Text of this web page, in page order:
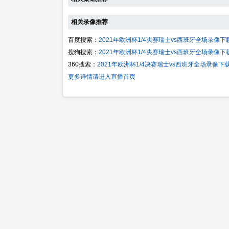
相关录像推荐
百度搜索： 2021年欧洲杯1/4决赛瑞士vs西班牙全场录像下
搜狗搜索： 2021年欧洲杯1/4决赛瑞士vs西班牙全场录像下
360搜索： 2021年欧洲杯1/4决赛瑞士vs西班牙全场录像下
更多详情请进入直播首页